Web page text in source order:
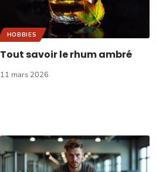
HOBBIES
Tout savoir le rhum ambré
11 mars 2026